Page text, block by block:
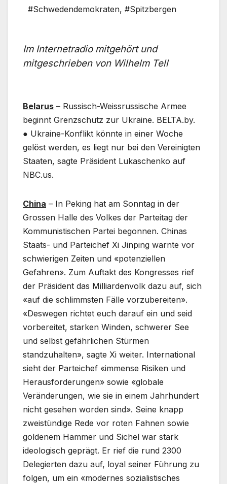
#Schwedendemokraten, #Spitzbergen
Im Internetradio mitgehört und
mitgeschrieben von Wilhelm Tell
Belarus – Russisch-Weissrussische Armee
beginnt Grenzschutz zur Ukraine. BELTA.by.
● Ukraine-Konflikt könnte in einer Woche
gelöst werden, es liegt nur bei den Vereinigten
Staaten, sagte Präsident Lukaschenko auf
NBC.us.
China – In Peking hat am Sonntag in der
Grossen Halle des Volkes der Parteitag der
Kommunistischen Partei begonnen. Chinas
Staats- und Parteichef Xi Jinping warnte vor
schwierigen Zeiten und «potenziellen
Gefahren». Zum Auftakt des Kongresses rief
der Präsident das Milliardenvolk dazu auf, sich
«auf die schlimmsten Fälle vorzubereiten».
«Deswegen richtet euch darauf ein und seid
vorbereitet, starken Winden, schwerer See
und selbst gefährlichen Stürmen
standzuhalten», sagte Xi weiter. International
sieht der Parteichef «immense Risiken und
Herausforderungen» sowie «globale
Veränderungen, wie sie in einem Jahrhundert
nicht gesehen worden sind». Seine knapp
zweistündige Rede vor roten Fahnen sowie
goldenem Hammer und Sichel war stark
ideologisch geprägt. Er rief die rund 2300
Delegierten dazu auf, loyal seiner Führung zu
folgen, um ein «modernes sozialistisches